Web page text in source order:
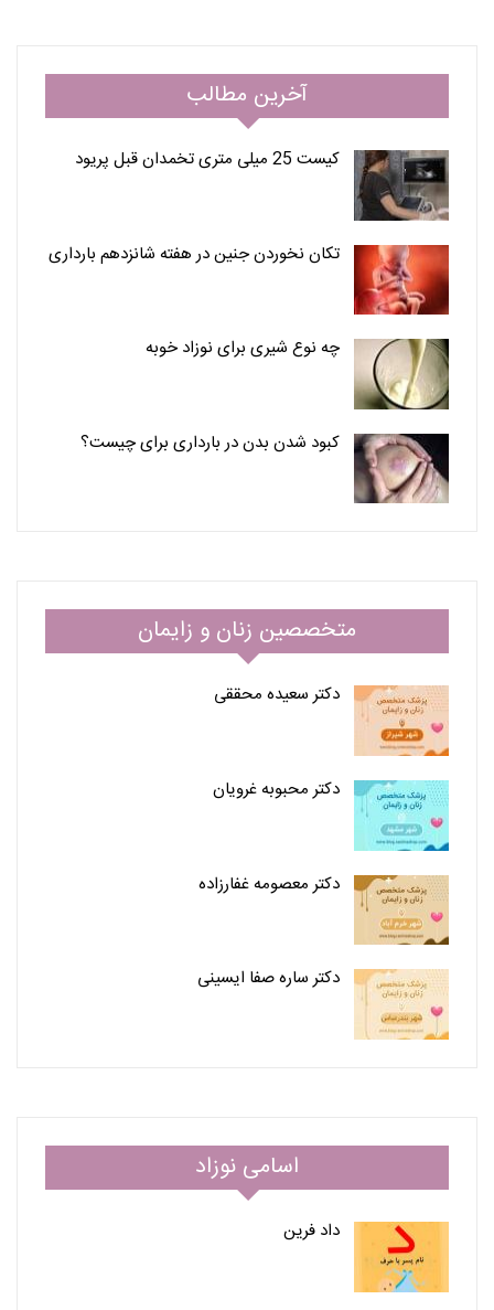
آخرین مطالب
کیست 25 میلی متری تخمدان قبل پریود
تکان نخوردن جنین در هفته شانزدهم بارداری
چه نوع شیری برای نوزاد خوبه
کبود شدن بدن در بارداری برای چیست؟
متخصصین زنان و زایمان
دکتر سعیده محققی
دکتر محبوبه غرویان
دکتر معصومه غفارزاده
دکتر ساره صفا ایسینی
اسامی نوزاد
داد فرین